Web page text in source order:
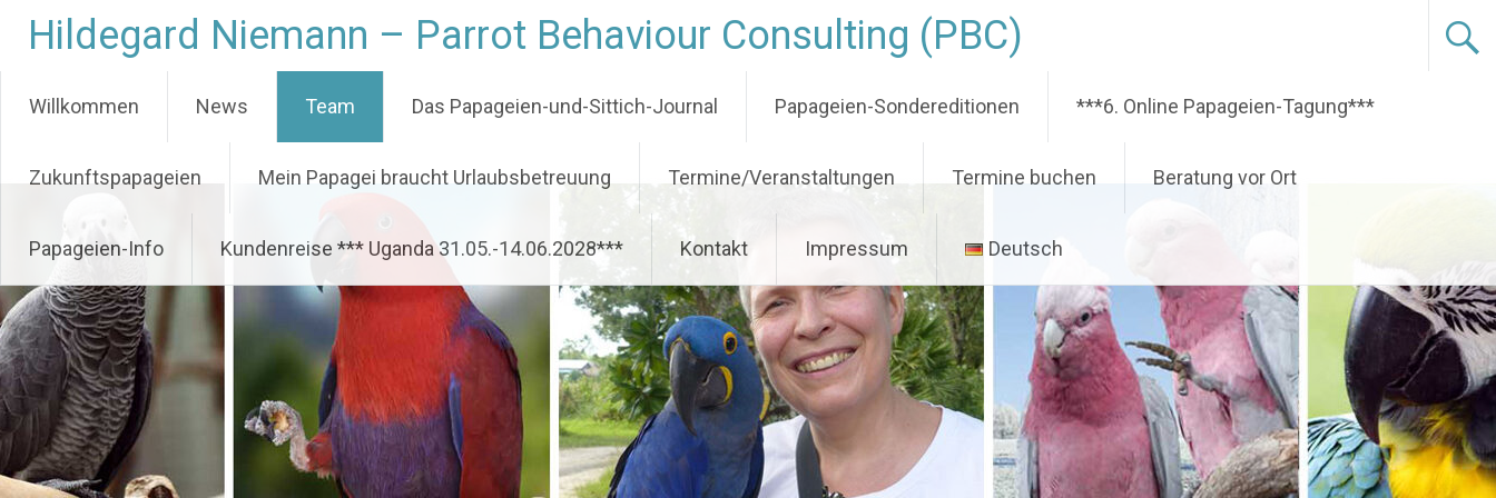
Hildegard Niemann – Parrot Behaviour Consulting (PBC)
Willkommen News Team Das Papageien-und-Sittich-Journal Papageien-Sondereditionen ***6. Online Papageien-Tagung***
Zukunftspapageien Mein Papagei braucht Urlaubsbetreuung Termine/Veranstaltungen Termine buchen Beratung vor Ort
Papageien-Info Kundenreise *** Uganda 31.05.-14.06.2028*** Kontakt Impressum Deutsch